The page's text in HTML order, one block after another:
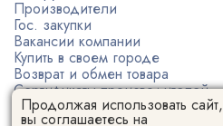
Производители
Гос. закупки
Вакансии компании
Купить в своем городе
Возврат и обмен товара
Сертификаты производителей
Политика конфиденциальности
Продолжая использовать сайт,
вы соглашаетесь на